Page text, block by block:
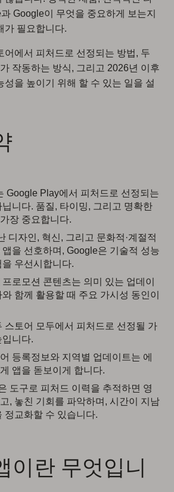
Google이 무엇을 중요하게 보는지
가 필요합니다.
어에서 피처드로 선정되는 방법, 두
작동하는 방식, 그리고 2026년 이후
성을 높이기 위해 할 수 있는 일을 설
Google Play에서 피처드로 선정되는
니다. 품질, 타이밍, 그리고 명확한
장 중요합니다.
디자인, 혁신, 그리고 문화적·계절적
을 선호하며, Google은 기술적 성능
우선시합니다.
로모션 콘텐츠는 의미 있는 업데이
함께 활용할 때 주요 가시성 동인이
스토어 모두에서 피처드로 선정될 가
니다.
등록정보와 지역별 업데이트는 에
앱을 돋보이게 합니다.
도구로 피처드 이력을 추적하면 영
, 놓친 기회를 파악하며, 시간이 지남
정교화할 수 있습니다.
이란 무엇입니